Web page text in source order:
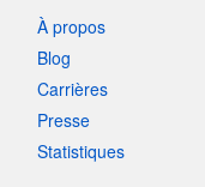
À propos
Blog
Carrières
Presse
Statistiques